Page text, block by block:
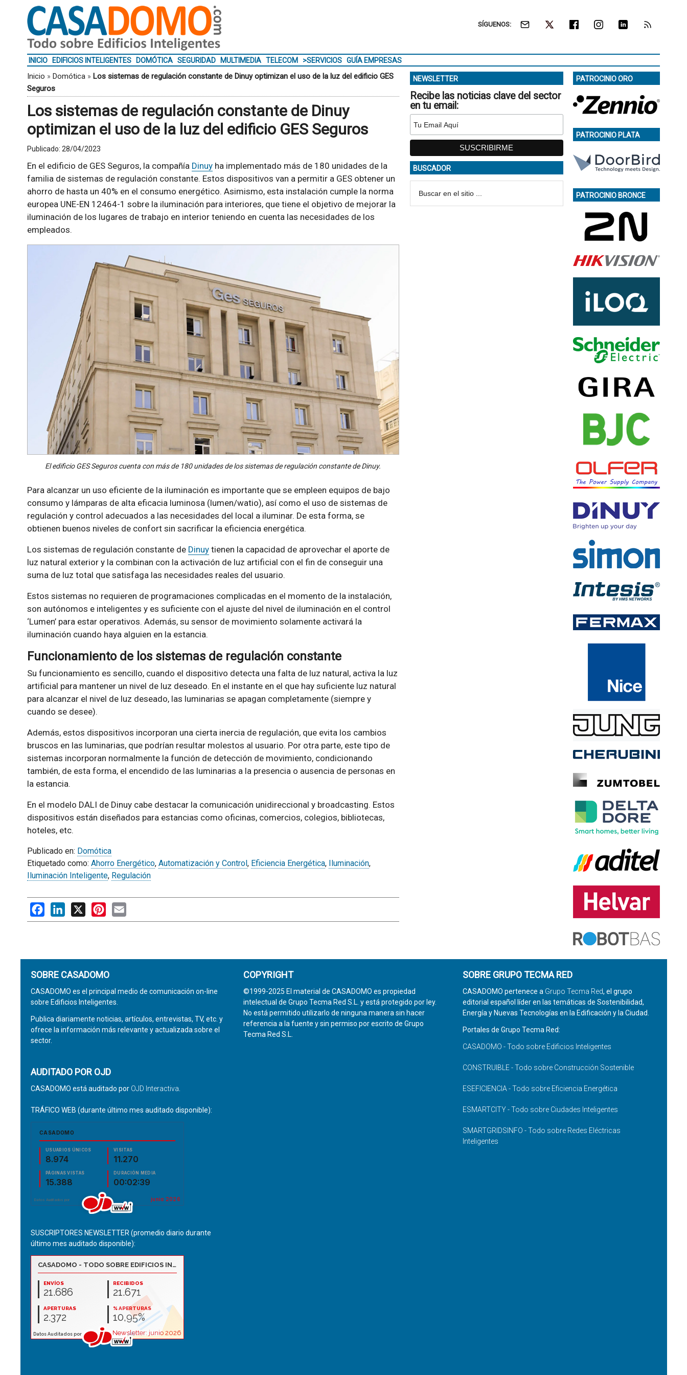
SÍGUENOS:
INICIO EDIFICIOS INTELIGENTES DOMÓTICA SEGURIDAD MULTIMEDIA TELECOM >SERVICIOS GUÍA EMPRESAS
Inicio » Domótica» Los sistemas de regulación constante de Dinuy optimizan el uso de la luz del edificio GES
Seguros
Los sistemas de regulación constante de Dinuy
optimizan el uso de la luz del edificio GES Seguros
Publicado: 28/04/2023
En el edificio de GES Seguros, la compañía Dinuyha implementado más de 180 unidades de la
familia de sistemas de regulación constante. Estos dispositivos van a permitir a GES obtener un
ahorro de hasta un 40% en el consumo energético. Asimismo, esta instalación cumple la norma
europea UNE-EN 12464-1 sobre la iluminación para interiores, que tiene el objetivo de mejorar la
iluminación de los lugares de trabajo en interior teniendo en cuenta las necesidades de los
empleados.
El edificio GES Seguros cuenta con más de 180 unidades de los sistemas de regulación constante de Dinuy.
Para alcanzar un uso eficiente de la iluminación es importante que se empleen equipos de bajo
consumo y lámparas de alta eficacia luminosa (lumen/watio), así como el uso de sistemas de
regulación y control adecuados a las necesidades del local a iluminar. De esta forma, se
obtienen buenos niveles de confort sin sacrificar la eficiencia energética.
Los sistemas de regulación constante de Dinuytienen la capacidad de aprovechar el aporte de
luz natural exterior y la combinan con la activación de luz artificial con el fin de conseguir una
suma de luz total que satisfaga las necesidades reales del usuario.
Estos sistemas no requieren de programaciones complicadas en el momento de la instalación,
son autónomos e inteligentes y es suficiente con el ajuste del nivel de iluminación en el control
‘Lumen’ para estar operativos. Además, su sensor de movimiento solamente activará la
iluminación cuando haya alguien en la estancia.
Funcionamiento de los sistemas de regulación constante
Su funcionamiento es sencillo, cuando el dispositivo detecta una falta de luz natural, activa la luz
artificial para mantener un nivel de luz deseado. En el instante en el que hay suficiente luz natural
para alcanzar el nivel de luz deseado, las luminarias se apagan completamente (siempre y
cuando se desee).
Además, estos dispositivos incorporan una cierta inercia de regulación, que evita los cambios
bruscos en las luminarias, que podrían resultar molestos al usuario. Por otra parte, este tipo de
sistemas incorporan normalmente la función de detección de movimiento, condicionando
también, de esta forma, el encendido de las luminarias a la presencia o ausencia de personas en
la estancia.
En el modelo DALI de Dinuy cabe destacar la comunicación unidireccional y broadcasting. Estos
dispositivos están diseñados para estancias como oficinas, comercios, colegios, bibliotecas,
hoteles, etc.
Publicado en: Domótica
Etiquetado como: Ahorro Energético, Automatización y Control , Eficiencia Energética, Iluminación,
Iluminación Inteligente, Regulación
FacebookLinkedIn Pinterest
NEWSLETTER
Recibe las noticias clave del sector
en tu email:
BUSCADOR
PATROCINIO ORO
PATROCINIO PLATA
PATROCINIO BRONCE
SOBRE CASADOMO
CASADOMO es el principal medio de comunicación on-line
sobre Edificios Inteligentes.
Publica diariamente noticias, artículos, entrevistas, TV, etc. y
ofrece la información más relevante y actualizada sobre el
sector.
AUDITADO POR OJD
CASADOMO está auditado por OJD Interactiva
TRÁFICO WEB (durante último mes auditado disponible):
SUSCRIPTORES NEWSLETTER (promedio diario durante
último mes auditado disponible):
COPYRIGHT
©1999-2025 El material de CASADOMO es propiedad
intelectual de Grupo Tecma Red S.L. y está protegido por ley.
No está permitido utilizarlo de ninguna manera sin hacer
referencia a la fuente y sin permiso por escrito de Grupo
Tecma Red S.L.
SOBRE GRUPO TECMA RED
CASADOMO pertenece a Grupo Tecma Red, el grupo
editorial español líder en las temáticas de Sostenibilidad,
Energía y Nuevas Tecnologías en la Edificación y la Ciudad.
Portales de Grupo Tecma Red:
CASADOMO - Todo sobre Edificios Inteligentes
CONSTRUIBLE - Todo sobre Construcción Sostenible
ESEFICIENCIA - Todo sobre Eficiencia Energética
ESMARTCITY - Todo sobre Ciudades Inteligentes
SMARTGRIDSINFO - Todo sobre Redes Eléctricas
Inteligentes